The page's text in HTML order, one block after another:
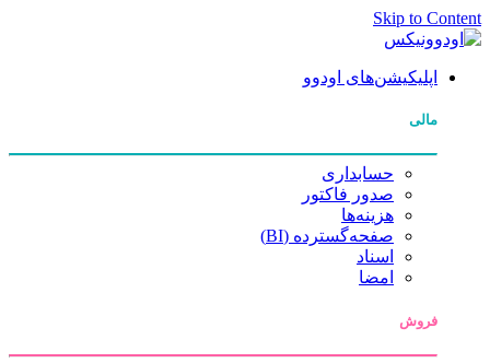
Skip to Content
اپلیکیشن‌های اودوو
مالی
حسابداری
صدور فاکتور
هزینه‌ها
صفحه‌گسترده (BI)
اسناد
امضا
فروش